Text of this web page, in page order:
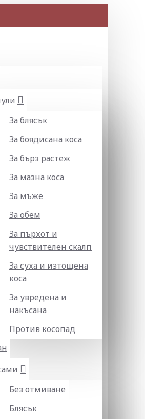
За блясък
За боядисана коса
За бърз растеж
За мазна коса
За мъже
За обем
За пърхот и
чувствителен скалп
За суха и изтощена
коса
За увредена и
накъсана
Против косопад
Без отмиване
Блясък